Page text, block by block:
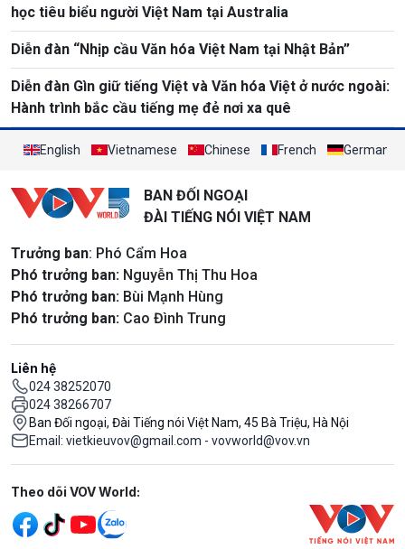
học tiêu biểu người Việt Nam tại Australia
Diễn đàn “Nhịp cầu Văn hóa Việt Nam tại Nhật Bản”
Diễn đàn Gìn giữ tiếng Việt và Văn hóa Việt ở nước ngoài:
Hành trình bắc cầu tiếng mẹ đẻ nơi xa quê
English Vietnamese Chinese French German
BAN ĐỐI NGOẠI
ĐÀI TIẾNG NÓI VIỆT NAM
Trưởng ban: Phó Cẩm Hoa
Phó trưởng ban: Nguyễn Thị Thu Hoa
Phó trưởng ban: Bùi Mạnh Hùng
Phó trưởng ban: Cao Đình Trung
Liên hệ
024 38252070
024 38266707
Ban Đối ngoại, Đài Tiếng nói Việt Nam, 45 Bà Triệu, Hà Nội
Email: vietkieuvov@gmail.com - vovworld@vov.vn
Mạng xã hội
Theo dõi VOV World: